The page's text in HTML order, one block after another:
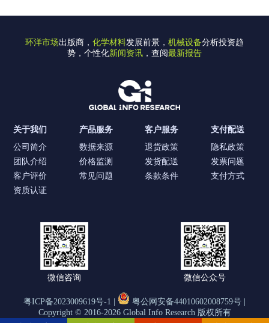
环洋市场出版商， 化学材料发展前景， 机械设备分析投资趋
势，个性化新闻资讯 ，查阅最新报告
关于我们
公司简介
团队介绍
客户评价
资质认证
产品服务
数据来源
价格监测
常见问题
客户服务
退货政策
发货配送
条款条件
支付配送
隐私政策
发票问题
支付方式
微信咨询 微信公众号
粤ICP备2023009619号-1 |
粤公网安备44010602008759号 |
Copyright © 2016-2026 Global Info Research 版权所有